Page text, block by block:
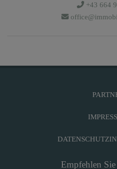
+43 664
Empfehlen